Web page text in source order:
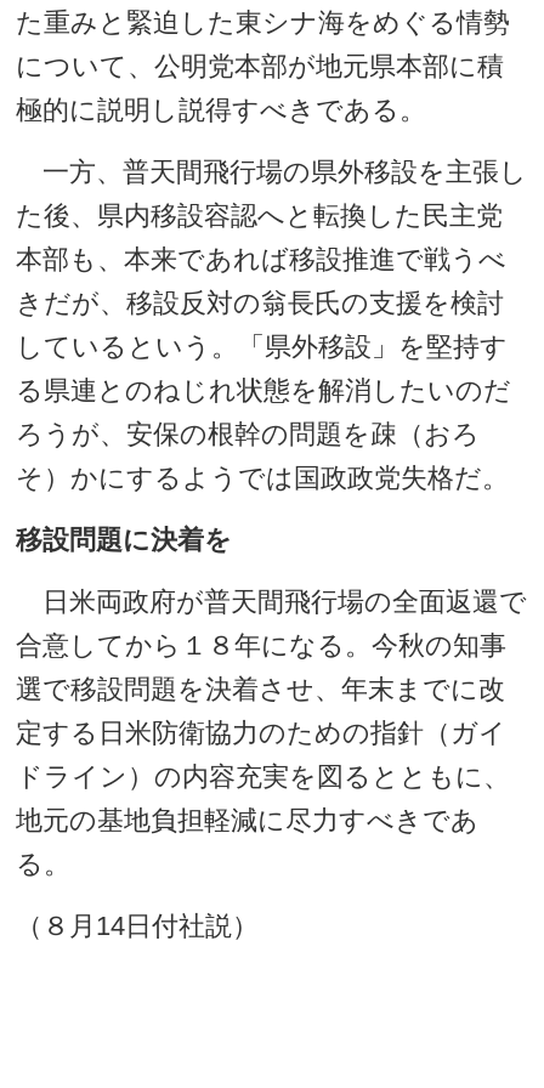
た重みと緊迫した東シナ海をめぐる情勢
について、公明党本部が地元県本部に積
極的に説明し説得すべきである。
一方、普天間飛行場の県外移設を主張し
た後、県内移設容認へと転換した民主党
本部も、本来であれば移設推進で戦うべ
きだが、移設反対の翁長氏の支援を検討
しているという。「県外移設」を堅持す
る県連とのねじれ状態を解消したいのだ
ろうが、安保の根幹の問題を疎（おろ
そ）かにするようでは国政政党失格だ。
移設問題に決着を
日米両政府が普天間飛行場の全面返還で
合意してから１８年になる。今秋の知事
選で移設問題を決着させ、年末までに改
定する日米防衛協力のための指針（ガイ
ドライン）の内容充実を図るとともに、
地元の基地負担軽減に尽力すべきであ
る。
（８月14日付社説）